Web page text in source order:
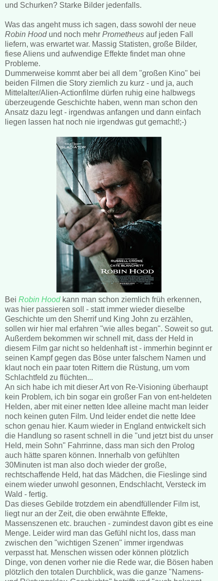
und Schurken? Starke Bilder jedenfalls.
Was das angeht muss ich sagen, dass sowohl der neue
Robin Hoodund noch mehr Prometheus auf jeden Fall
liefern, was erwartet war. Massig Statisten, große Bilder,
fiese Aliens und aufwendige Effekte findet man ohne
Probleme.
Dummerweise kommt aber bei all dem "großen Kino" bei
beiden Filmen die Story ziemlich zu kurz - und ja, auch
Mittelalter/Alien-Actionfilme dürfen ruhig eine halbwegs
überzeugende Geschichte haben, wenn man schon den
Ansatz dazu legt - irgendwas anfangen und dann einfach
liegen lassen hat noch nie irgendwas gut gemacht!;-)
Bei Robin Hoodkann man schon ziemlich früh erkennen,
was hier passieren soll - statt immer wieder dieselbe
Geschichte um den Sherrif und King John zu erzählen,
sollen wir hier mal erfahren "wie alles began". Soweit so gut.
Außerdem bekommen wir schnell mit, dass der Held in
diesem Film gar nicht so heldenhaft ist - immerhin beginnt er
seinen Kampf gegen das Böse unter falschem Namen und
klaut noch ein paar toten Rittern die Rüstung, um vom
Schlachtfeld zu flüchten...
An sich habe ich mit dieser Art von Re-Visioning überhaupt
kein Problem, ich bin sogar ein großer Fan von ent-heldeten
Helden, aber mit einer netten Idee alleine macht man leider
noch keinen guten Film. Und leider endet die nette Idee
schon genau hier. Kaum wieder in England entwickelt sich
die Handlung so rasent schnell in die "und jetzt bist du unser
Held, mein Sohn" Fahrrinne, dass man sich den Prolog
auch hätte sparen können. Innerhalb von gefühlten
30Minuten ist man also doch wieder der große,
rechtschaffende Held, hat das Mädchen, die Fieslinge sind
einem wieder unwohl gesonnen, Endschlacht, Versteck im
Wald - fertig.
Das dieses Gebilde trotzdem ein abendfüllender Film ist,
liegt nur an der Zeit, die oben erwähnte Effekte,
Massenszenen etc. brauchen - zumindest davon gibt es eine
Menge. Leider wird man das Gefühl nicht los, dass man
zwischen den "wichtigen Szenen" immer irgendwas
verpasst hat. Menschen wissen oder können plötzlich
Dinge, von denen vorher nie die Rede war, die Bösen haben
plötzlich den totalen Durchblick, was die ganze "Namens-